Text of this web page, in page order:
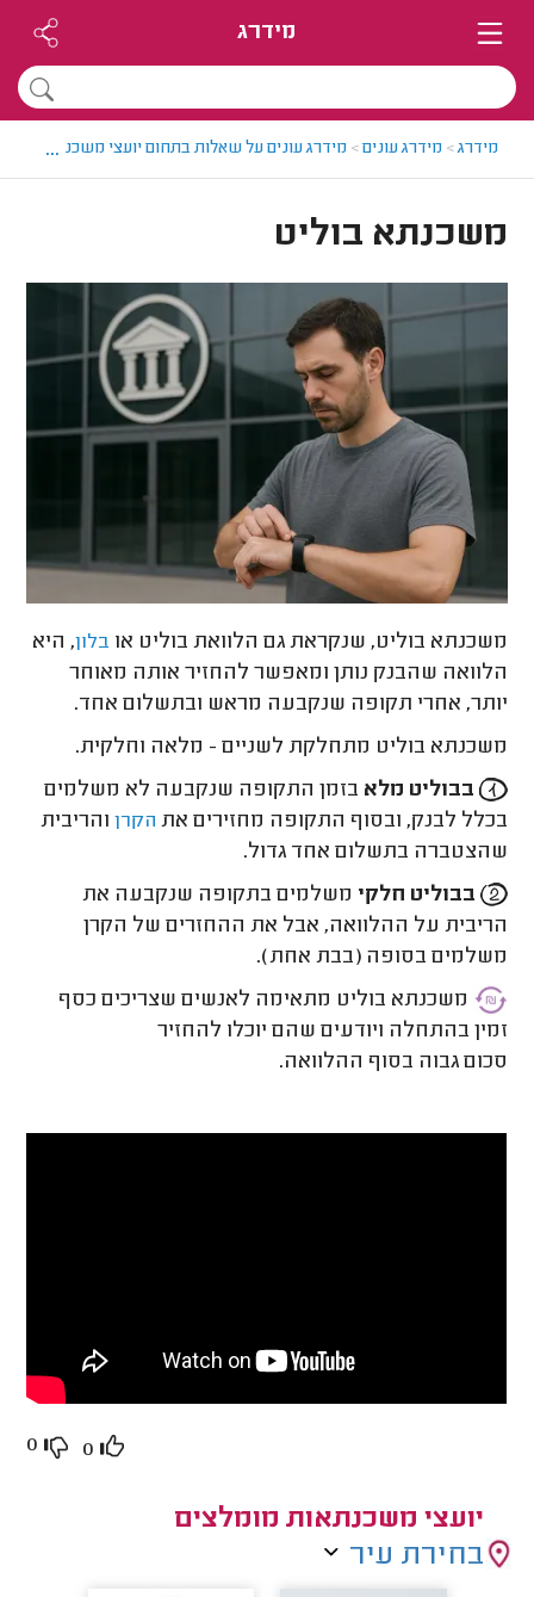
מידרג
מידרג> מידרג עונים> מידרג עונים על שאלות בתחום יועצי משכנתאות
...
משכנתא בוליט
משכנתא בוליט, שנקראת גם הלוואת בוליט או בלון, היא
הלוואה שהבנק נותן ומאפשר להחזיר אותה מאוחר
יותר, אחרי תקופה שנקבעה מראש ובתשלום אחד.
משכנתא בוליט מתחלקת לשניים - מלאה וחלקית.
בבוליט מלא בזמן התקופה שנקבעה לא משלמים
בכלל לבנק, ובסוף התקופה מחזירים את הקרן והריבית
שהצטברה בתשלום אחד גדול.
בבוליט חלקי משלמים בתקופה שנקבעה את
הריבית על ההלוואה, אבל את ההחזרים של הקרן
משלמים בסופה (בבת אחת).
משכנתא בוליט מתאימה לאנשים שצריכים כסף
זמין בהתחלה ויודעים שהם יוכלו להחזיר
סכום גבוה בסוף ההלוואה.
0
0
יועצי משכנתאות מומלצים
בחירת עיר